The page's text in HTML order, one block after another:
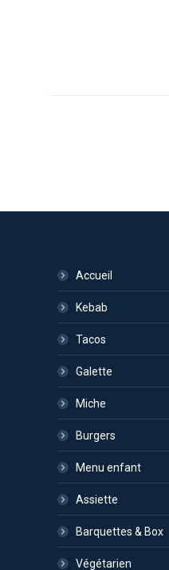
Accueil
Kebab
Tacos
Galette
Miche
Burgers
Menu enfant
Assiette
Barquettes & Box
Végétarien